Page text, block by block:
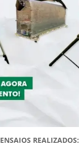
ENSAIOS REALIZADOS: